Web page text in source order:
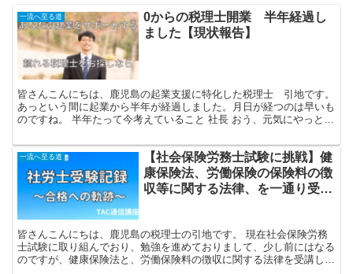
一流へ至る道
0からの税理士開業 半年経過し
ました【現状報告】
皆さんこんにちは、鹿児島の起業支援に特化した税理士 引地です。
あっという間に起業から半年が経過しました。月日が経つのは早いも
のですね。 半年たって今考えていること 社長 おう、元気にやっとる
一流へ至る道
【社会保険労務士試験に挑戦】健
康保険法、労働保険の保険料の徴
収等に関する法律、を一通り受講
記④】
皆さんこんにちは、鹿児島の税理士の引地です。 現在社会保険労務
士試験に取り組んでおり、勉強を進めておりまして、少し前にはなる
のですが、健康保険法と、労働保険料の徴収に関する法律を受講し終